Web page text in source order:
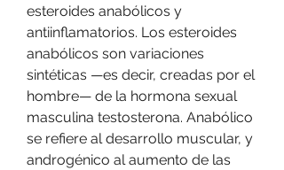
esteroides anabólicos y
antiinflamatorios. Los esteroides
anabólicos son variaciones
sintéticas —es decir, creadas por el
hombre— de la hormona sexual
masculina testosterona. Anabólico
se refiere al desarrollo muscular, y
androgénico al aumento de las